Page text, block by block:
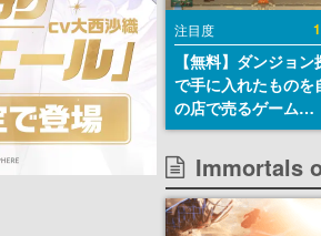
注目度
【無料】ダンジョン
で手に入れたものを
の店で売るゲーム
『Moonlighter』が
Steamにて無料配布
続編『Moonlighter
の9月2日正式リリー
記念したキャンペーン
Immortals